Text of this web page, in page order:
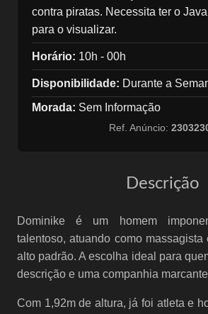
contra piratas. Necessita ter o
para o visualizar.
Horário: 10h - 00h
Disponibilidade: Durante a
Morada: Sem Informação
Ref. Anúncio:
Descrição
Dominike é um homem
talentoso, atuando como
alto padrão. A escolha ideal para
descrição e uma companhia
Com 1,92m de altura, já foi atleta e